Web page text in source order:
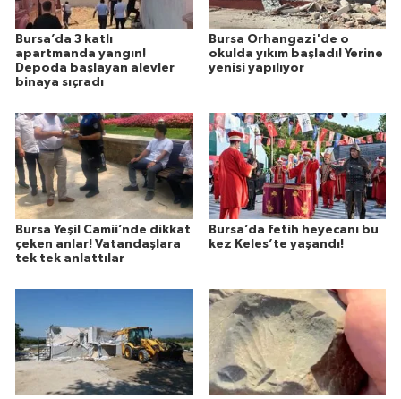
Bursa’da 3 katlı
apartmanda yangın!
Depoda başlayan alevler
binaya sıçradı
Bursa Orhangazi'de o
okulda yıkım başladı! Yerine
yenisi yapılıyor
Bursa Yeşil Camii’nde dikkat
çeken anlar! Vatandaşlara
tek tek anlattılar
Bursa’da fetih heyecanı bu
kez Keles’te yaşandı!